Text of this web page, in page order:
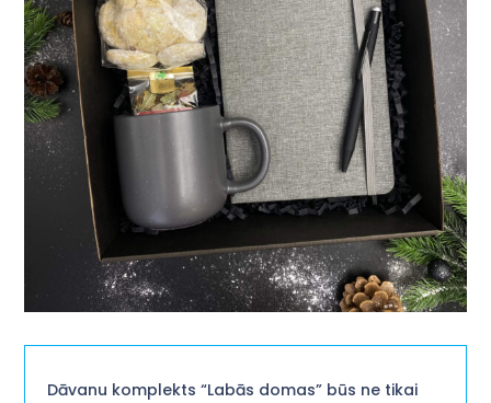
Dāvanu komplekts “Labās domas” būs ne tikai